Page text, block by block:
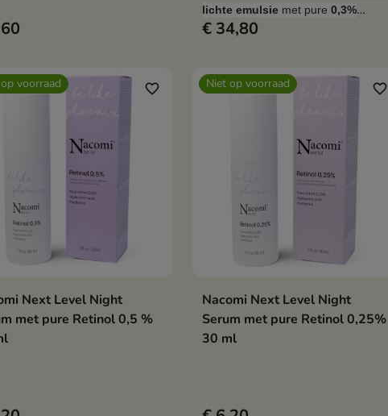
van een
lichte emulsie met pure 0,3%
retinol , ascorbyl tetraisopalmitaat
eigenschappen Door
en stevigheid, maakt het glad en
€ 34,80
voorraad
Bekijk details
favorite_border
Next Level Night
met pure Retinol 0,5 %
Niet op voorraad
Bekijk details
favorite_border
Nacomi Next Level Night
Serum met pure Retinol 0,25%
30 ml